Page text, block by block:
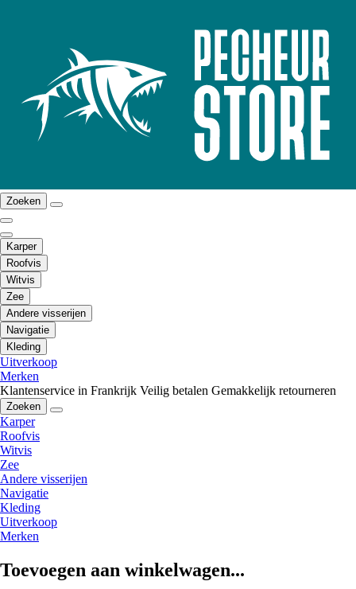
Zoeken
Karper
Roofvis
Witvis
Zee
Andere visserijen
Navigatie
Kleding
Uitverkoop
Merken
Klantenservice in Frankrijk Veilig betalen Gemakkelijk retourneren
Zoeken
Karper
Roofvis
Witvis
Zee
Andere visserijen
Navigatie
Kleding
Uitverkoop
Merken
Toevoegen aan winkelwagen...